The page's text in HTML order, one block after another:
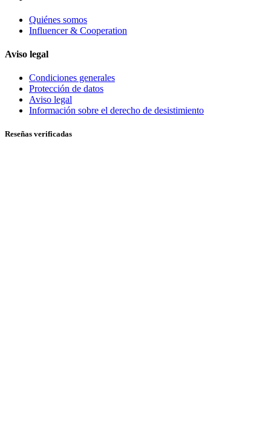
Quiénes somos
Influencer & Cooperation
Aviso legal
Condiciones generales
Protección de datos
Aviso legal
Información sobre el derecho de desistimiento
Reseñas verificadas